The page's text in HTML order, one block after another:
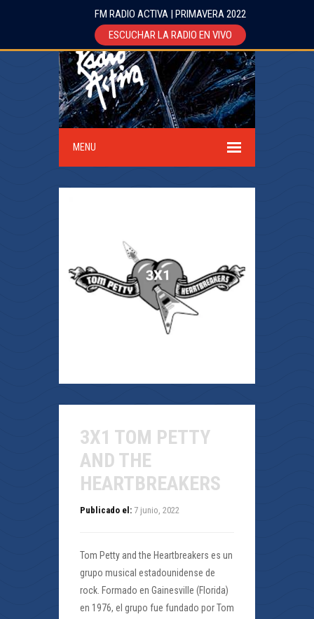
MENU
3X1 TOM PETTY
AND THE
HEARTBREAKERS
Publicado el: 7 junio, 2022
Tom Petty and the Heartbreakers es un
grupo musical estadounidense de
rock. Formado en Gainesville (Florida)
en 1976, el grupo fue fundado por Tom
FM RADIO ACTIVA | PRIMAVERA 2022
ESCUCHAR LA RADIO EN VIVO